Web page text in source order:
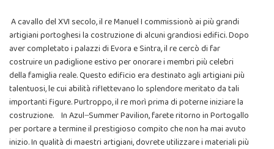
A cavallo del XVI secolo, il re Manuel I commissionò ai più grandi
artigiani portoghesi la costruzione di alcuni grandiosi edifici. Dopo
aver completato i palazzi di Evora e Sintra, il re cercò di far
costruire un padiglione estivo per onorare i membri più celebri
della famiglia reale. Questo edificio era destinato agli artigiani più
talentuosi, le cui abilità riflettevano lo splendore meritato da tali
importanti figure. Purtroppo, il re morì prima di poterne iniziare la
costruzione. In Azul ̶ Summer Pavilion, farete ritorno in Portogallo
per portare a termine il prestigioso compito che non ha mai avuto
inizio. In qualità di maestri artigiani, dovrete utilizzare i materiali più